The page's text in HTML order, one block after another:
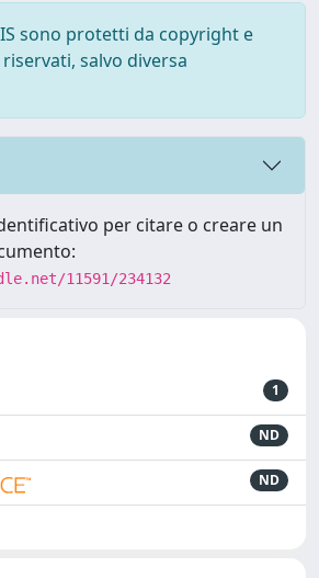
sono protetti da copyright e
salvo diversa
per citare o creare un
11591/234132
1
ND
ND